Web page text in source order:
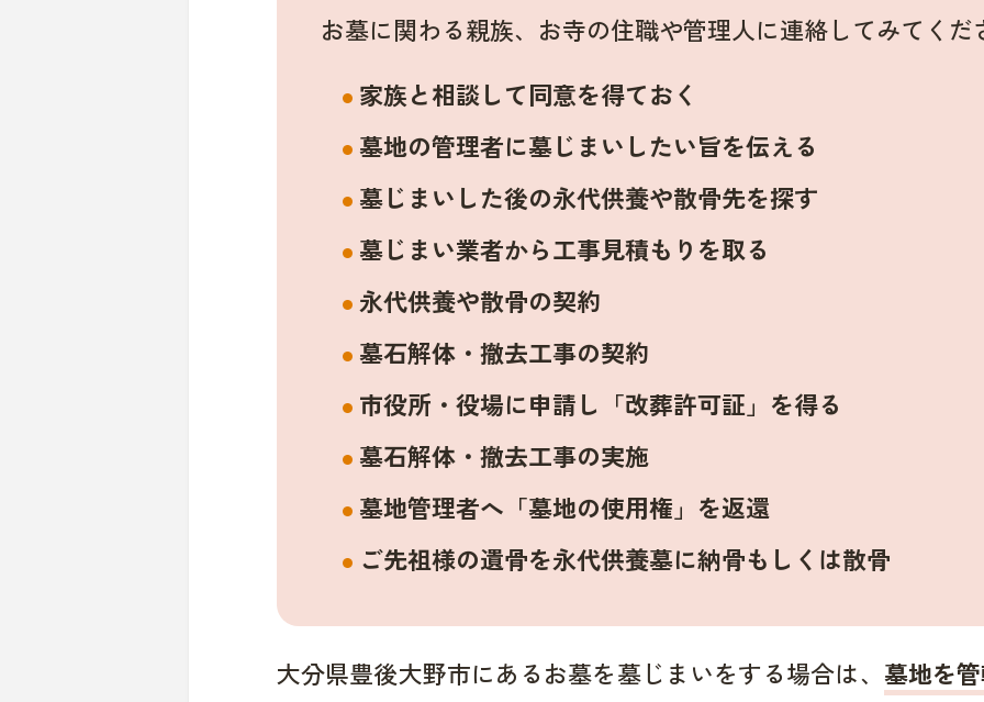
お墓に関わる親族、お寺の住職や管理人に連絡してみてくだ
家族と相談して同意を得ておく
墓地の管理者に墓じまいしたい旨を伝える
墓じまいした後の永代供養や散骨先を探す
墓じまい業者から工事見積もりを取る
永代供養や散骨の契約
墓石解体・撤去工事の契約
市役所・役場に申請し「改葬許可証」を得る
墓石解体・撤去工事の実施
墓地管理者へ「墓地の使用権」を返還
ご先祖様の遺骨を永代供養墓に納骨もしくは散骨
大分県豊後大野市にあるお墓を墓じまいをする場合は、 墓地を